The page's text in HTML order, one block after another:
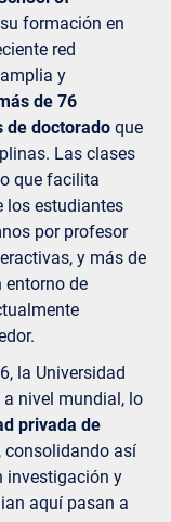
formación en
red
y
de 76
de doctorado que
Las clases
que facilita
los estudiantes
por profesor
y más de
entorno de
la Universidad
nivel mundial, lo
privada de
consolidando así
investigación y
aquí pasan a